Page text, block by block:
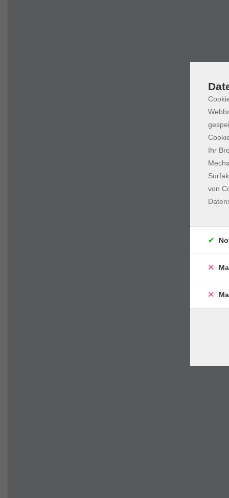
Ihr
von